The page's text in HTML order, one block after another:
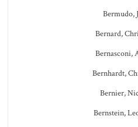
Bermudo,
Bernard,
Bernasconi,
Bernhardt,
Bernier,
Bernstein,